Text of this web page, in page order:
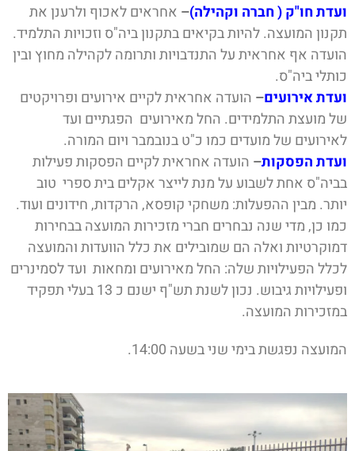
ועדת חו"ק ( חברה וקהילה)–אחראים לאכוף ולרענן את
תקנון המועצה. להיות בקיאים בתקנוןביה"ס וזכויות התלמיד.
הועדה אף אחראית על התנדבויות ותרומה לקהילה מחוץ ובין
כותלי ביה"ס.
ועדת אירועים–הועדה אחראית לקיים אירועים ופרויקטים
של מועצת התלמידים. החל מאירועים הפגתיים ועד
לאירועים של מועדים כמו כ"ט בנובמבר ויום המורה.
ועדת הפסקות–הועדה אחראית לקיים הפסקות פעילות
בביה"ס אחת לשבוע על מנת לייצר אקלים בית ספרי טוב
יותר. מבין ההפעלות: משחקי קופסא, הרקדות, חידונים ועוד.
כמו כן, מדי שנה נבחרים חברי מזכירות המועצה בבחירות
דמוקרטיות ואלה הם שמובילים את כלל הוועדות והמועצה
לכלל הפעילויות שלה: החל מאירועים ומחאות ועד לסמינרים
ופעילויות גיבוש. נכון לשנת תש"ף ישנם כ 13 בעלי תפקיד
במזכירות המועצה.
המועצה נפגשת בימי שני בשעה 14:00.